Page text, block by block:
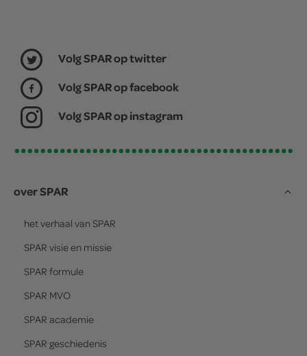
Volg SPAR op twitter
Volg SPAR op facebook
Volg SPAR op instagram
over SPAR
het verhaal van SPAR
SPAR visie en missie
SPAR formule
SPAR MVO
SPAR academie
SPAR geschiedenis